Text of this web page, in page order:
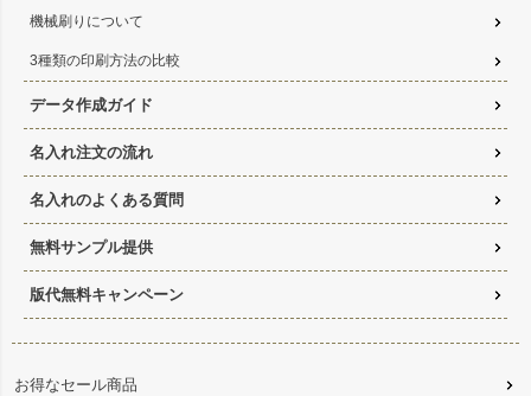
機械刷りについて
3種類の印刷方法の比較
データ作成ガイド
名入れ注文の流れ
名入れのよくある質問
無料サンプル提供
版代無料キャンペーン
お得なセール商品